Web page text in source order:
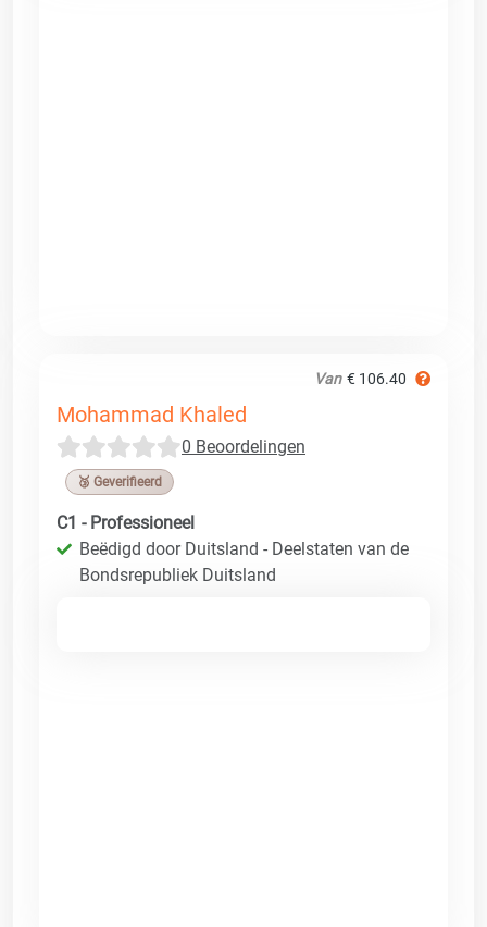
Van € 106.40
Mohammad Khaled
0 Beoordelingen
🥉 Geverifieerd
C1 - Professioneel
Beëdigd door Duitsland - Deelstaten van de
Bondsrepubliek Duitsland